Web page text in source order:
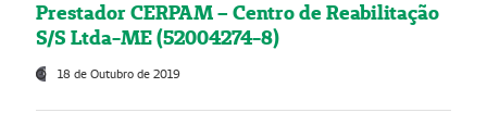
Prestador CERPAM – Centro de Reabilitação
S/S Ltda-ME (52004274-8)
18 de Outubro de 2019